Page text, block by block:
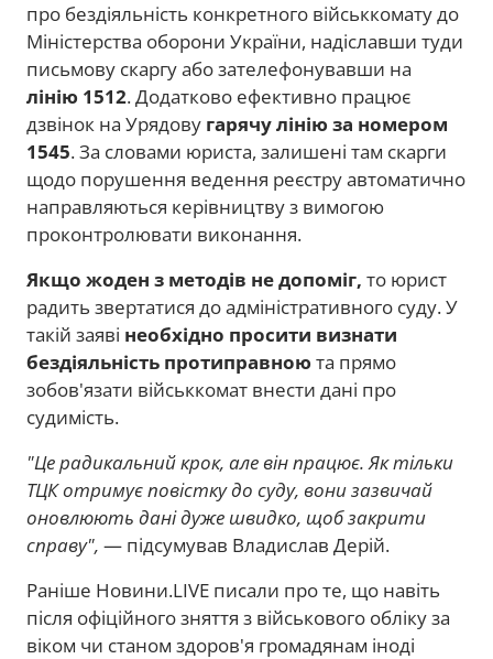
про бездіяльність конкретного військкомату до
Міністерства оборони України, надіславши туди
письмову скаргу або зателефонувавши на
лінію 1512. Додатково ефективно працює
дзвінок на Урядову гарячу лінію за номером
1545. За словами юриста, залишені там скарги
щодо порушення ведення реєстру автоматично
направляються керівництву з вимогою
проконтролювати виконання.
Якщо жоден з методів не допоміг, то юрист
радить звертатися до адміністративного суду. У
такій заяві необхідно просити визнати
бездіяльність протиправноюта прямо
зобов'язати військкомат внести дані про
судимість.
"Це радикальний крок, але він працює. Як тільки
ТЦК отримує повістку до суду, вони зазвичай
оновлюють дані дуже швидко, щоб закрити
справу", — підсумував Владислав Дерій.
Раніше Новини.LIVE писали про те, що навіть
після офіційного зняття з військового обліку за
віком чи станом здоров'я громадянам іноді